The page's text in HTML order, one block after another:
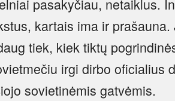
pasakyčiau, netaiklus.
kartais ima ir
tiek, kiek tiktų
irgi dirbo oficialius
sovietinėmis gatvėmis.